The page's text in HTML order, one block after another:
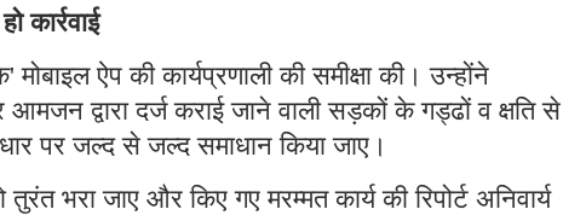
कार्रवाई
ऐप की कार्यप्रणाली की समीक्षा की। उन्होंने
आमजन द्वारा दर्ज कराई जाने वाली सड़कों के गड्ढों व क्षति से
पर जल्द से जल्द समाधान किया जाए।
भरा जाए और किए गए मरम्मत कार्य की रिपोर्ट अनिवार्य